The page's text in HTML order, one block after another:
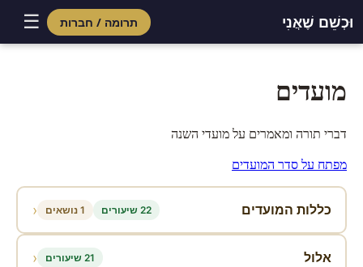
וּכְשֵׁם שֶׁאֲנִי תרומה / חברות ☰
מועדים
דברי תורה ומאמרים על מועדי השנה
מפתח על סדר המועדים
כללות המועדים 22 שיעורים 1 נושאים ‹
אלול 21 שיעורים ‹